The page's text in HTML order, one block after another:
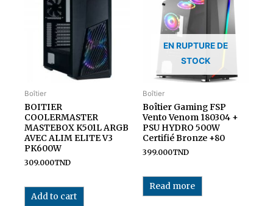
Boîtier
BOITIER
COOLERMASTER
MASTEBOX K501L ARGB
AVEC ALIM ELITE V3
PK600W
309.000TND
Add to cart
EN RUPTURE DE
STOCK
Boîtier
Boîtier Gaming FSP
Vento Venom 180304 +
PSU HYDRO 500W
Certifié Bronze +80
399.000TND
Read more